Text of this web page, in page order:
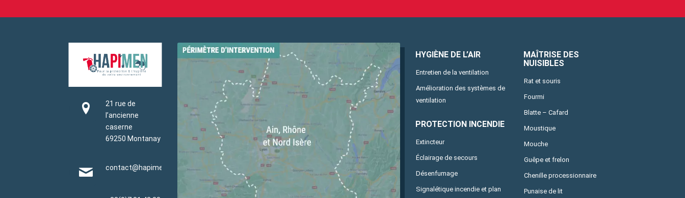
21 rue de
l’ancienne
caserne
69250 Montanay
contact@hapimen.fr
HYGIÈNE DE L’AIR
Entretien de la ventilation
Amélioration des systèmes de
ventilation
PROTECTION INCENDIE
Extincteur
Éclairage de secours
Désenfumage
Signalétique incendie et plan
MAÎTRISE DES
NUISIBLES
Rat et souris
Fourmi
Blatte – Cafard
Moustique
Mouche
Guêpe et frelon
Chenille processionnaire
Punaise de lit